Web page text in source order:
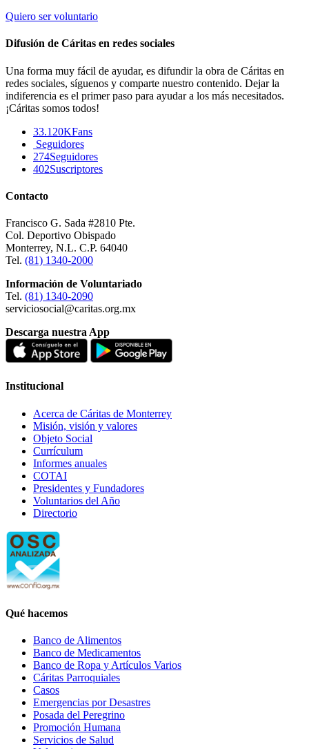
Quiero ser voluntario
Difusión de Cáritas en redes sociales
Una forma muy fácil de ayudar, es difundir la obra de Cáritas en
redes sociales, síguenos y comparte nuestro contenido. Dejar la
indiferencia es el primer paso para ayudar a los más necesitados.
¡Cáritas somos todos!
33.120KFans
Seguidores
274Seguidores
402Suscriptores
Contacto
Francisco G. Sada #2810 Pte.
Col. Deportivo Obispado
Monterrey, N.L. C.P. 64040
Tel. (81) 1340-2000
Información de Voluntariado
Tel. (81) 1340-2090
serviciosocial@caritas.org.mx
Descarga nuestra App
Institucional
Acerca de Cáritas de Monterrey
Misión, visión y valores
Objeto Social
Currículum
Informes anuales
COTAI
Presidentes y Fundadores
Voluntarios del Año
Directorio
Qué hacemos
Banco de Alimentos
Banco de Medicamentos
Banco de Ropa y Artículos Varios
Cáritas Parroquiales
Casos
Emergencias por Desastres
Posada del Peregrino
Promoción Humana
Servicios de Salud